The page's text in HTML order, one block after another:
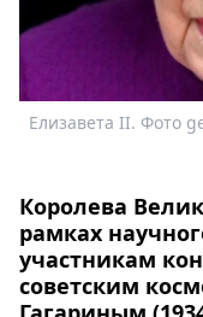
Звезды
Выборы
Скачай
Елизавета II. Фото
Королева
рамках
участникам
советским